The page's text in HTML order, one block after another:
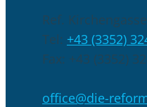
Ref.
Tel: +43 (3352)
Fax: +43 (3352)
office@die-